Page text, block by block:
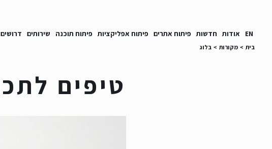
דרושים שירותים פיתוח תוכנה פיתוח אפליקציות פיתוח אתרים חדשות אודות EN
בלוג > מקורות > בית
טיפים